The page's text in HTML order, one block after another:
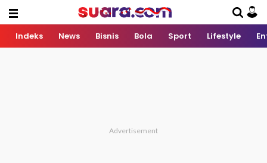
Indeks News Bisnis Bola Sport Lifestyle